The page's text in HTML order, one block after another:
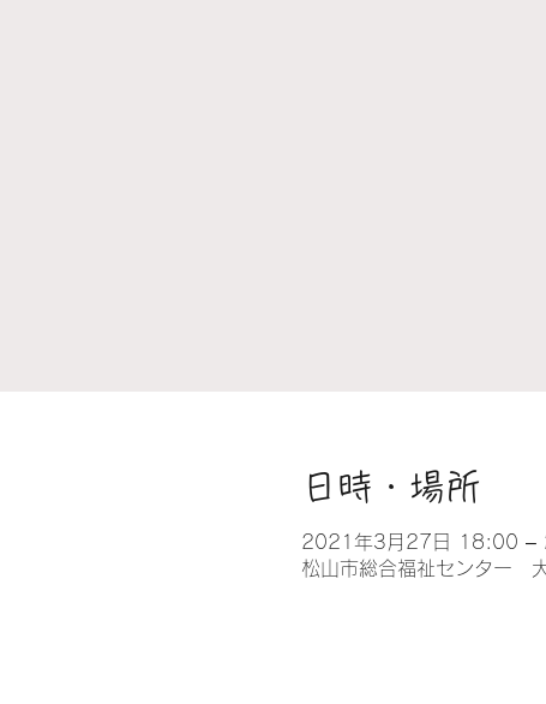
日時・場所
2021年3月27日 18:00 –
松山市総合福祉センター